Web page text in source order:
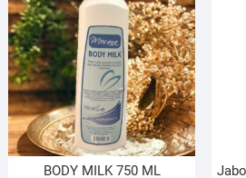
BODY MILK 750 ML